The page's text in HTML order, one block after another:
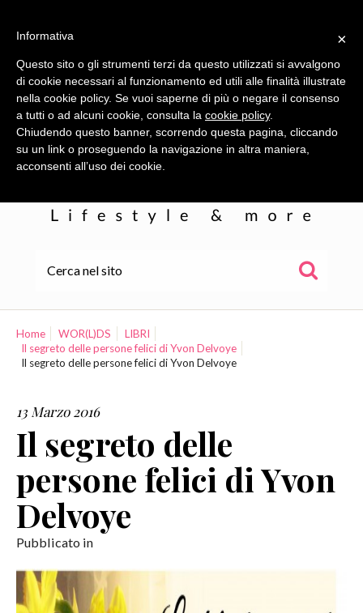
WOR(L)DS
COLLABORAZIONI
CONTATTI
Home WOR(L)DS
LIBRI
Il segreto delle persone felici di Yvon Delvoye
Il segreto delle persone felici di Yvon Delvoye
13 Marzo 2016
Il segreto delle
persone felici di Yvon
Delvoye
Pubblicato in
×
Informativa
Questo sito o gli strumenti terzi da questo utilizzati si avvalgono
di cookie necessari al funzionamento ed utili alle finalità illustrate
nella cookie policy. Se vuoi saperne di più o negare il consenso
a tutti o ad alcuni cookie, consulta la cookie policy.
Chiudendo questo banner, scorrendo questa pagina, cliccando
su un link o proseguendo la navigazione in altra maniera,
acconsenti all’uso dei cookie.